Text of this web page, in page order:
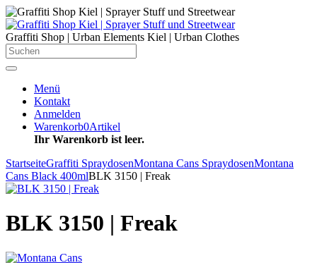
Graffiti Shop | Urban Elements Kiel | Urban Clothes
Menü
Kontakt
Anmelden
Warenkorb0Artikel
Ihr Warenkorb ist leer.
StartseiteGraffiti SpraydosenMontana Cans SpraydosenMontana
Cans Black 400mlBLK 3150 | Freak
BLK 3150 | Freak